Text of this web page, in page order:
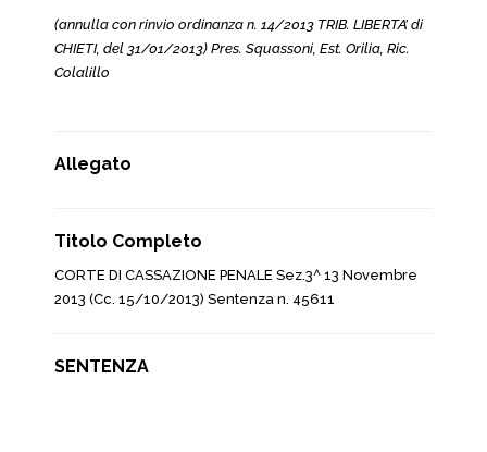
(annulla con rinvio ordinanza n. 14/2013 TRIB. LIBERTA’ di
CHIETI, del 31/01/2013) Pres. Squassoni, Est. Orilia, Ric.
Colalillo
Allegato
Titolo Completo
CORTE DI CASSAZIONE PENALE Sez.3^ 13 Novembre
2013 (Cc. 15/10/2013) Sentenza n. 45611
SENTENZA